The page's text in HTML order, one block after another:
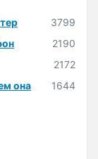
3799
2190
2172
она
1644